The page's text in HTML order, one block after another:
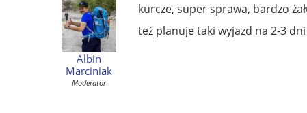
Albin
Marciniak
Moderator
kurcze, super sprawa, bardzo
też planuje taki wyjazd na 2-3